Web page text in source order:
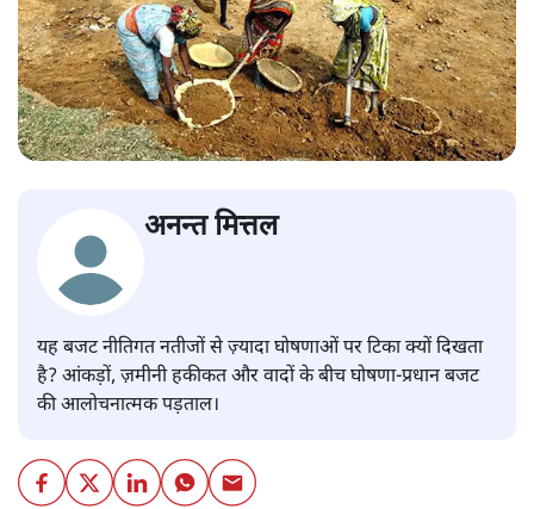
अनन्त मित्तल
यह बजट नीतिगत नतीजों से ज़्यादा घोषणाओं पर टिका क्यों दिखता
है? आंकड़ों, ज़मीनी हकीकत और वादों के बीच घोषणा-प्रधान बजट
की आलोचनात्मक पड़ताल।